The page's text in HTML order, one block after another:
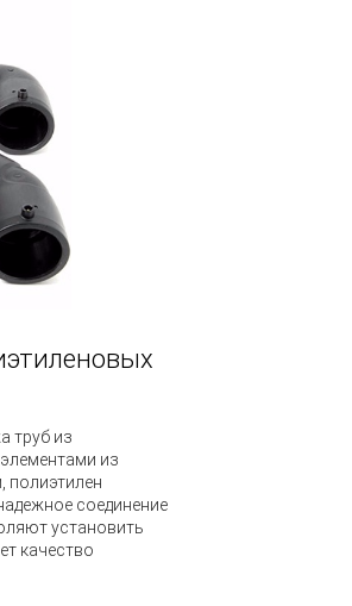
труб из
из
полиэтилен
соединение
установить
качество